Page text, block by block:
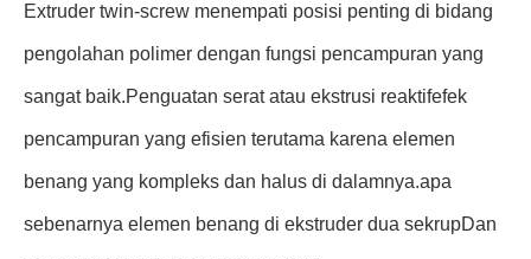
Extruder twin-screw menempati posisi penting di bidang
pengolahan polimer dengan fungsi pencampuran yang
sangat baik.Penguatan serat atau ekstrusi reaktifefek
pencampuran yang efisien terutama karena elemen
benang yang kompleks dan halus di dalamnya.apa
sebenarnya elemen benang di ekstruder dua sekrupDan